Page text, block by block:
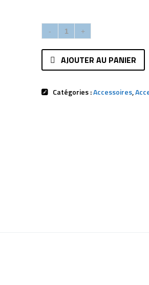
AJOUTER AU PANIER
Catégories :Accessoires,